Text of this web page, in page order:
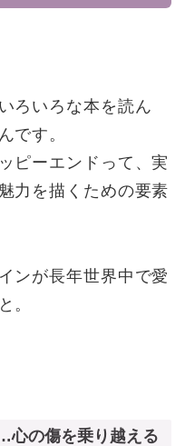
ろいろな本を読ん
です。
ピーエンドって、実
力を描くための要素
ンが長年世界中で愛
。
心の傷を乗り越える